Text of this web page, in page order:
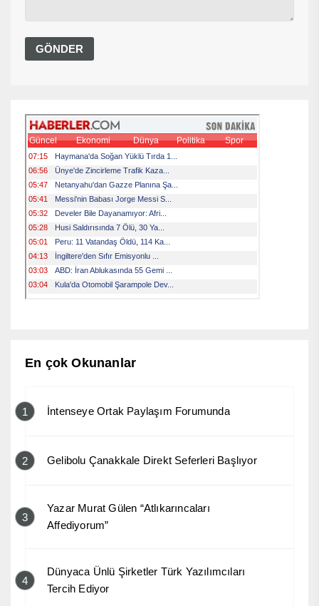
En çok Okunanlar
1 İntenseye Ortak Paylaşım Forumunda
2 Gelibolu Çanakkale Direkt Seferleri Başlıyor
3
Yazar Murat Gülen “Atlıkarıncaları
Affediyorum”
4
Dünyaca Ünlü Şirketler Türk Yazılımcıları
Tercih Ediyor